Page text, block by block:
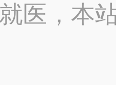
医，本